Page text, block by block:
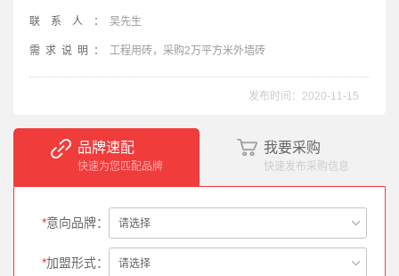
联系人： 吴先生
需求说明： 工程用砖，采购2万平方米外墙砖
发布时间：2020-11-15
品牌速配
快速为您匹配品牌
我要采购
快速发布采购信息
*意向品牌：
*加盟形式：